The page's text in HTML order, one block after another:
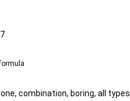
combination, boring, all types.